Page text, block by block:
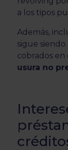
a los tipos
Además,
sigue
cobrados en
usura no